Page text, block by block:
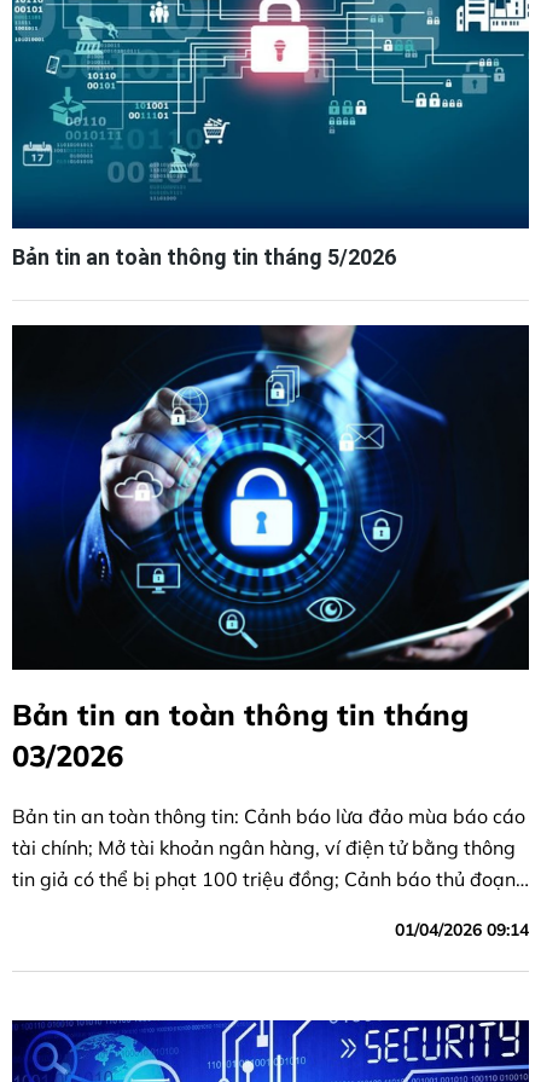
Bản tin an toàn thông tin tháng 5/2026
Bản tin an toàn thông tin tháng
03/2026
Bản tin an toàn thông tin: Cảnh báo lừa đảo mùa báo cáo
tài chính; Mở tài khoản ngân hàng, ví điện tử bằng thông
tin giả có thể bị phạt 100 triệu đồng; Cảnh báo thủ đoạn
01/04/2026 09:14